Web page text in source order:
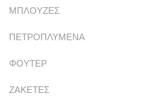
ΜΠΛΟΥΖΕΣ
ΠΕΤΡΟΠΛΥΜΕΝΑ
ΦΟΥΤΕΡ
ΖΑΚΕΤΕΣ